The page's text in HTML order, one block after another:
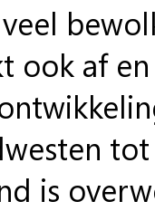
ook af
is